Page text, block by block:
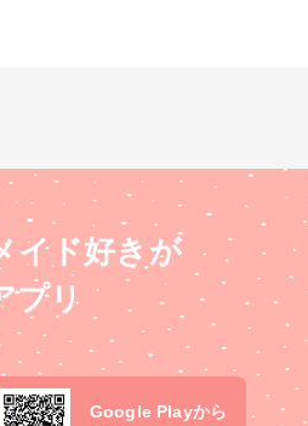
イド好きが
プリ
Google Playから